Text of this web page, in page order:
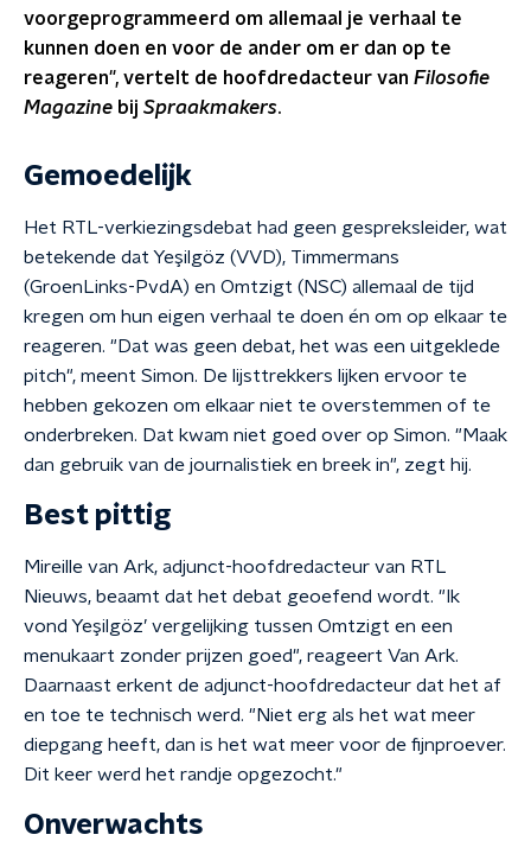
voorgeprogrammeerd om allemaal je verhaal te
kunnen doen en voor de ander om er dan op te
reageren", vertelt de hoofdredacteur van Filosofie
Magazine bij Spraakmakers.
Gemoedelijk
Het RTL-verkiezingsdebat had geen gespreksleider, wat
betekende dat Yeşilgöz (VVD), Timmermans
(GroenLinks-PvdA) en Omtzigt (NSC) allemaal de tijd
kregen om hun eigen verhaal te doen én om op elkaar te
reageren. "Dat was geen debat, het was een uitgeklede
pitch", meent Simon. De lijsttrekkers lijken ervoor te
hebben gekozen om elkaar niet te overstemmen of te
onderbreken. Dat kwam niet goed over op Simon. "Maak
dan gebruik van de journalistiek en breek in", zegt hij.
Best pittig
Mireille van Ark, adjunct-hoofdredacteur van RTL
Nieuws, beaamt dat het debat geoefend wordt. "Ik
vond Yeşilgöz’ vergelijking tussen Omtzigt en een
menukaart zonder prijzen goed", reageert Van Ark.
Daarnaast erkent de adjunct-hoofdredacteur dat het af
en toe te technisch werd. "Niet erg als het wat meer
diepgang heeft, dan is het wat meer voor de fijnproever.
Dit keer werd het randje opgezocht."
Onverwachts